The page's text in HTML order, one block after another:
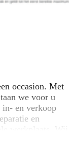
occasion. Met
we voor u
in- en verkoop
en
werkplaats. Wij
en bieden u de